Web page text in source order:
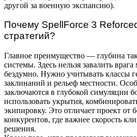
другой за военную экспансию).
Почему SpellForce 3
стратегий?
Главное преимущество — глубина
системы. Здесь нельзя завалить
бездумно. Нужно учитывать классы
заклинаний и рельеф местности.
заключаются в глубокой симуляции
использовать укрытия,
экипировку. Это отличает проект от
конкурентов, где важнее скорость
решения.